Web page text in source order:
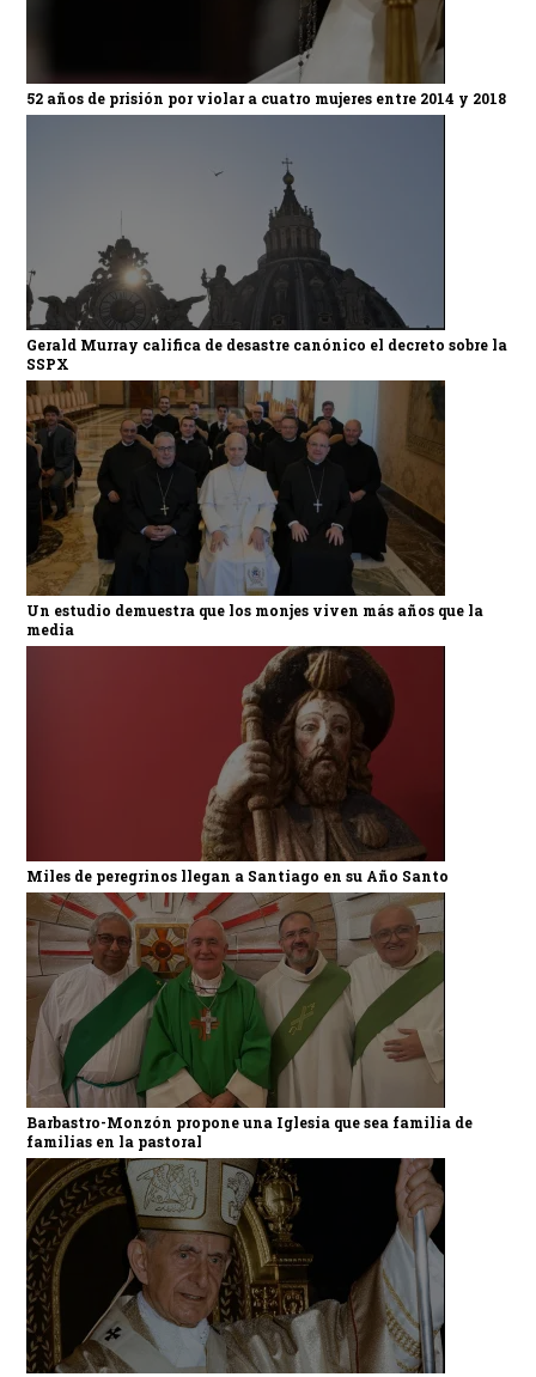
52 años de prisión por violar a cuatro mujeres entre 2014 y 2018
Gerald Murray califica de desastre canónico el decreto sobre la
SSPX
Un estudio demuestra que los monjes viven más años que la
media
Miles de peregrinos llegan a Santiago en su Año Santo
Barbastro-Monzón propone una Iglesia que sea familia de
familias en la pastoral